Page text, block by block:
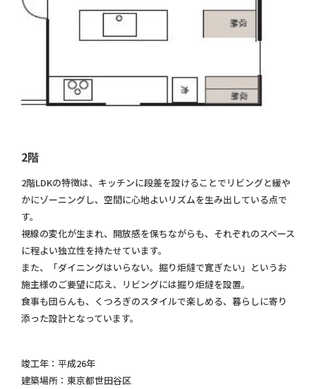
2階
2階LDKの特徴は、キッチンに段差を設けることでリビングと緩や
かにゾーニングし、空間に心地よいリズムを生み出している点で
す。
視線の変化が生まれ、開放感を保ちながらも、それぞれのスペース
に程よい独立性を持たせています。
また、「ダイニングはいらない。掘り炬燵で寛ぎたい」というお
施主様のご要望に応え、リビングには掘り炬燵を設置。
食事も団らんも、くつろぎのスタイルで楽しめる、暮らしに寄り
添った設計となっています。
竣工年： 平成26年
建築場所： 東京都世田谷区